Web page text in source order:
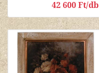
42 600 Ft/db